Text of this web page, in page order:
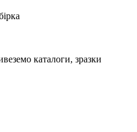
каталоги, зразки